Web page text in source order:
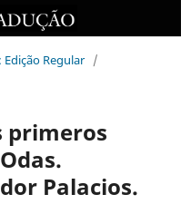
Edição Regular /
primeros
Palacios.